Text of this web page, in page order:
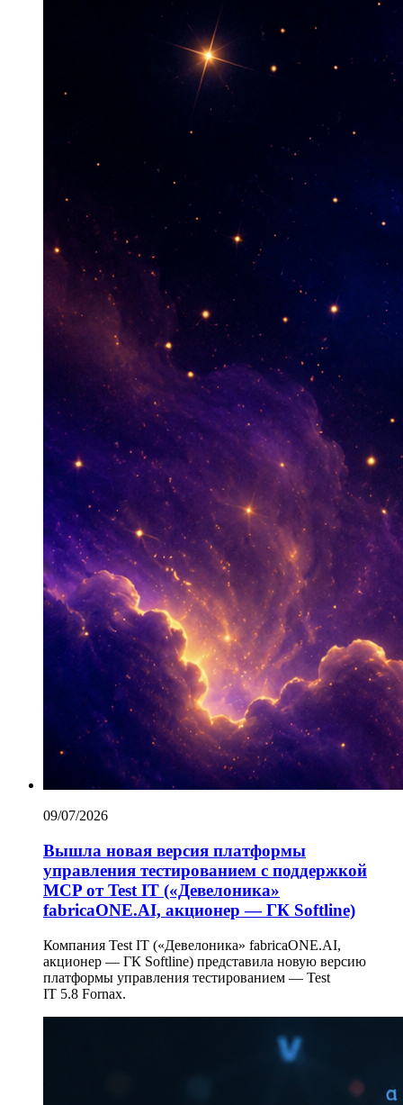
09/07/2026
Вышла новая версия платформы
управления тестированием с поддержкой
MCP от Test IT («Девелоника»
fabricaONE.AI, акционер — ГК Softline)
Компания Test IT («Девелоника» fabricaONE.AI,
акционер — ГК Softline) представила новую версию
платформы управления тестированием — Test
IT 5.8 Fornax.